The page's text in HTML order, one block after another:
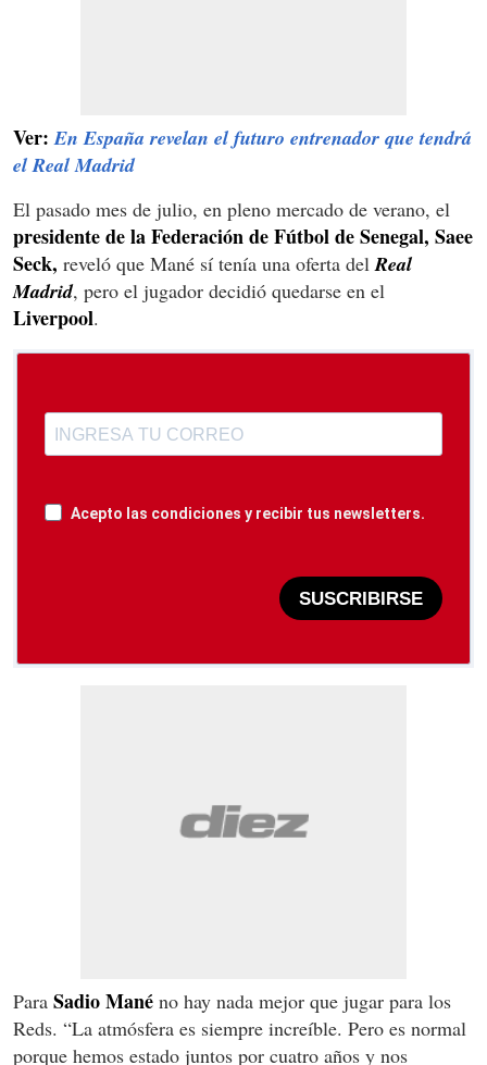
Ver:En España revelan el futuro entrenador que tendrá
el Real Madrid
El pasado mes de julio, en pleno mercado de verano, el
presidente de la Federación de Fútbol de Senegal, Saee
Seck, reveló que Mané sí tenía una oferta delReal
Madrid, pero el jugador decidió quedarse en el
Liverpool.
Acepto las condiciones y recibir tus newsletters.
SUSCRIBIRSE
Para Sadio Mané no hay nada mejor que jugar para los
Reds. “La atmósfera es siempre increíble. Pero es normal
porque hemos estado juntos por cuatro años y nos